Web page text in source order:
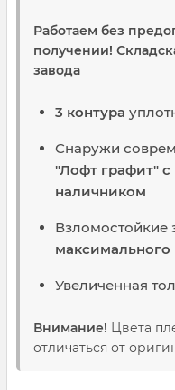
Работаем без
получении!
завода
3 контура
Снаружи
"Лофт графит"
наличником
Взломостойкие
максимального
Увеличенная
Внимание! Цвета
отличаться от